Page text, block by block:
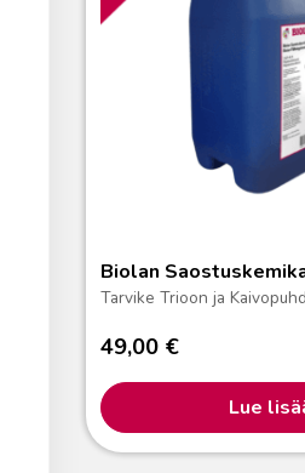
Biolan
Tarvike Trioon ja
49,00 €
Lue